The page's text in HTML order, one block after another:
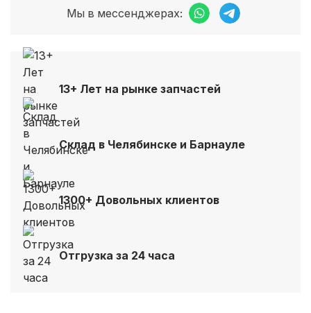
Мы в мессенджерах:
13+ Лет на рынке запчастей
Склад в Челябинске и Барнауле
1300+ Довольных клиентов
Отгрузка за 24 часа